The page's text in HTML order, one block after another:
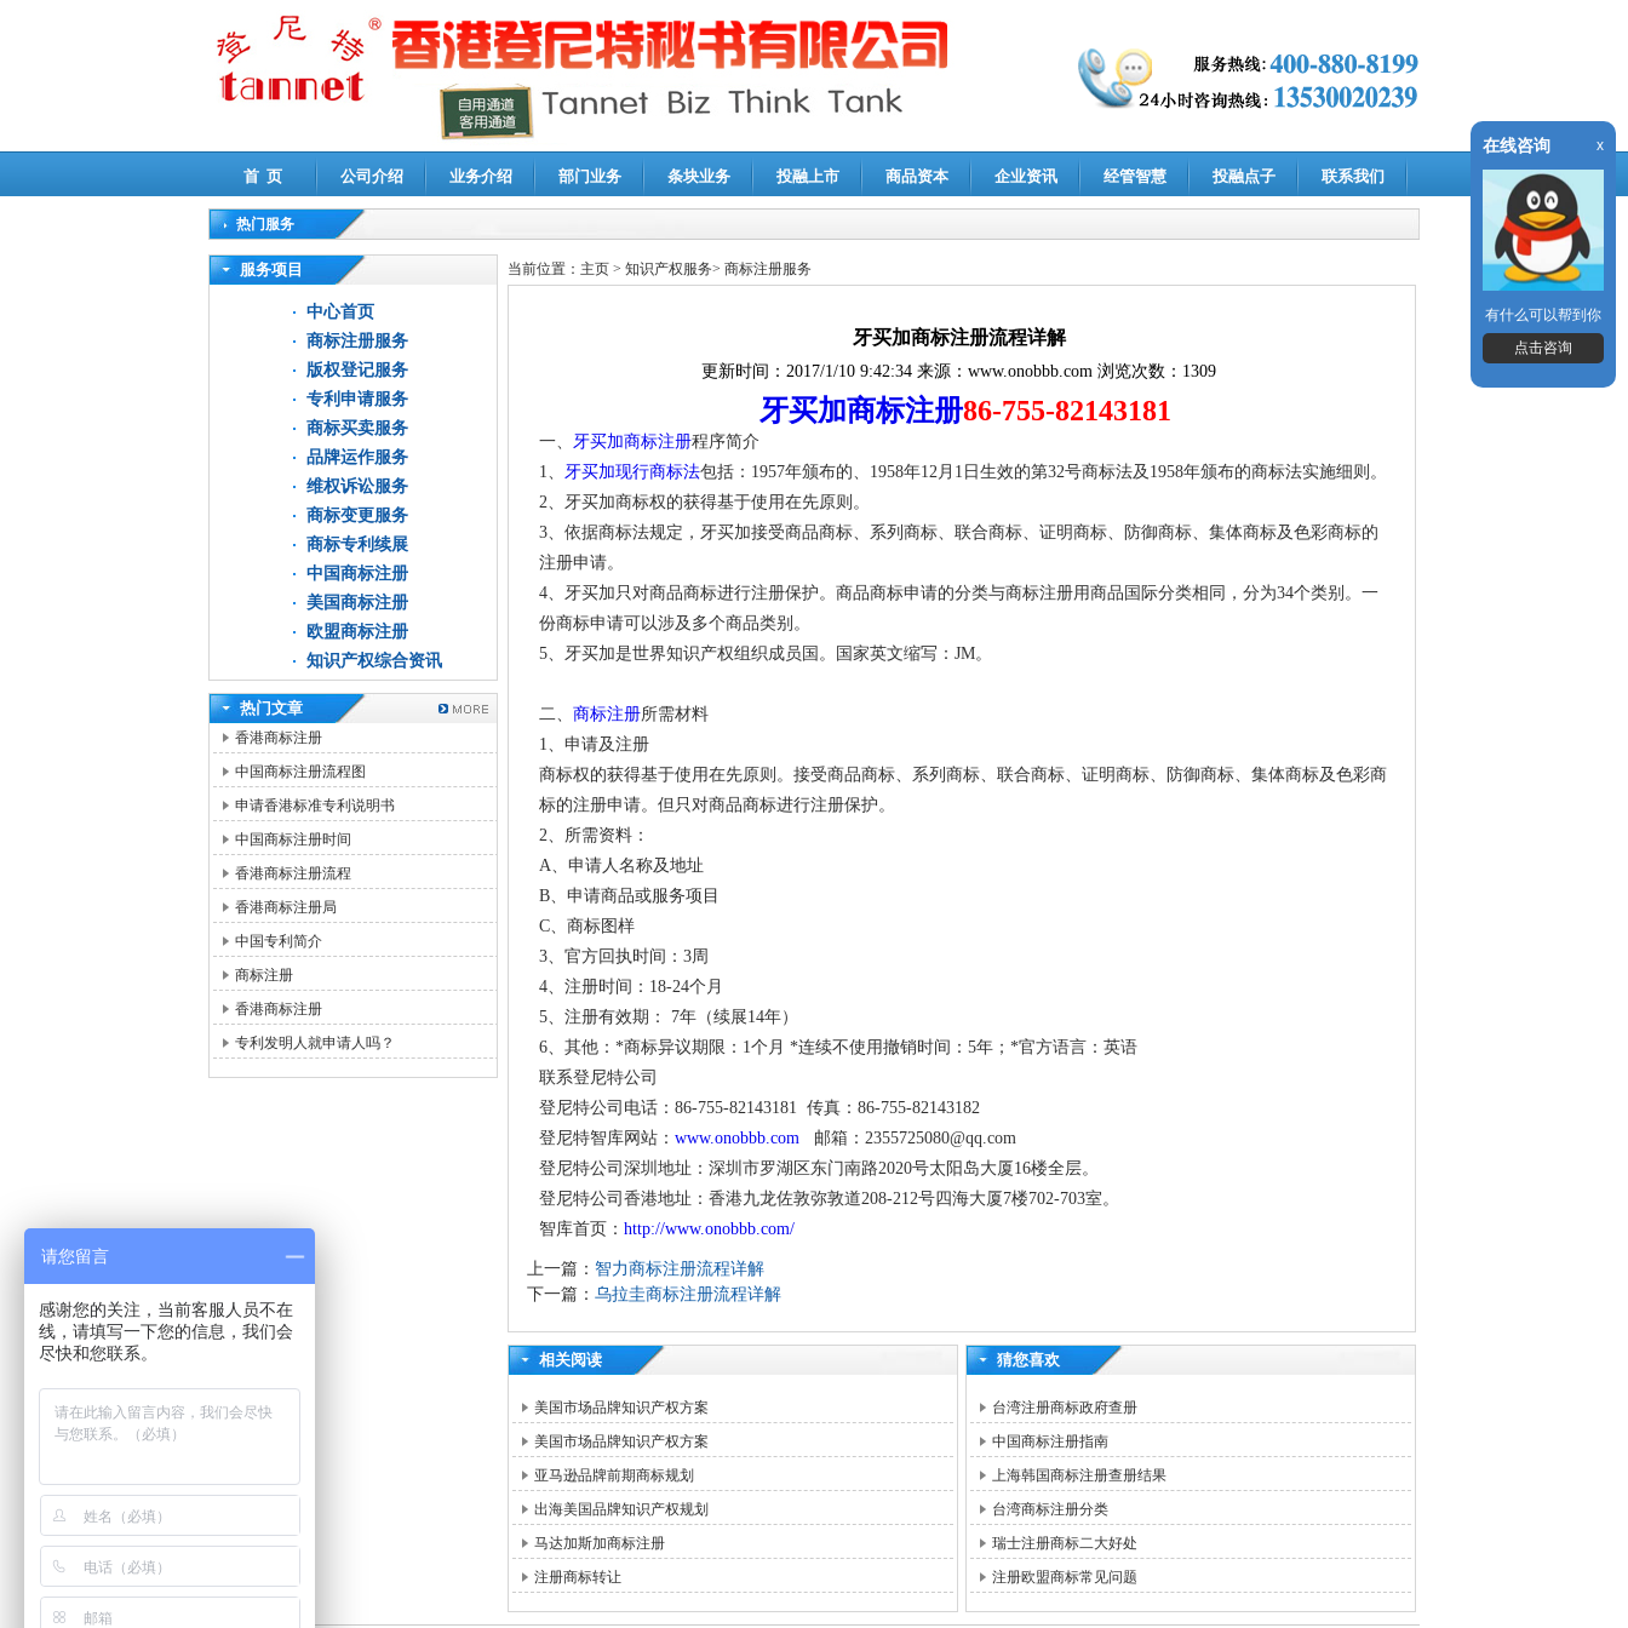
首 页 公司介绍 业务介绍 部门业务 条块业务 投融上市 商品资本 企业资讯 经管智慧 投融点子 联系我们
热门服务
高新技术企业认定审计|企业所得税汇算清缴申报鉴证
服务项目
中心首页
商标注册服务
版权登记服务
专利申请服务
商标买卖服务
品牌运作服务
维权诉讼服务
商标变更服务
商标专利续展
中国商标注册
美国商标注册
欧盟商标注册
知识产权综合资讯
热门文章
香港商标注册
中国商标注册流程图
申请香港标准专利说明书
中国商标注册时间
香港商标注册流程
香港商标注册局
中国专利简介
商标注册
香港商标注册
专利发明人就申请人吗？
当前位置： 主页 > 知识产权服务> 商标注册服务
牙买加商标注册流程详解
更新时间： 2017/1/10 9:42:34 来源： www.onobbb.com 浏览次数：1309
牙买加商标注册86-755-82143181
一、 牙买加商标注册程序简介
1、 牙买加现行商标法包括：1957年颁布的、1958年12月1日生效的第32号商标法及1958年颁布的商标法实施细则。
2、牙买加商标权的获得基于使用在先原则。
3、依据商标法规定，牙买加接受商品商标、系列商标、联合商标、证明商标、防御商标、集体商标及色彩商标的
注册申请。
4、牙买加只对商品商标进行注册保护。商品商标申请的分类与商标注册用商品国际分类相同，分为34个类别。一
份商标申请可以涉及多个商品类别。
5、牙买加是世界知识产权组织成员国。国家英文缩写：JM。
二、 商标注册所需材料
1、申请及注册
商标权的获得基于使用在先原则。接受商品商标、系列商标、联合商标、证明商标、防御商标、集体商标及色彩商
标的注册申请。但只对商品商标进行注册保护。
2、所需资料：
A、申请人名称及地址
B、申请商品或服务项目
C、商标图样
3、官方回执时间：3周
4、注册时间：18-24个月
5、注册有效期： 7年（续展14年）
6、其他：*商标异议期限：1个月 *连续不使用撤销时间：5年；*官方语言：英语
联系登尼特公司
登尼特公司电话：86-755-82143181 传真：86-755-82143182
登尼特智库网站： www.onobbb.com 邮箱：2355725080@qq.com
登尼特公司深圳地址：深圳市罗湖区东门南路2020号太阳岛大厦16楼全层。
登尼特公司香港地址：香港九龙佐敦弥敦道208-212号四海大厦7楼702-703室。
智库首页： http://www.onobbb.com/
上一篇： 智力商标注册流程详解
下一篇： 乌拉圭商标注册流程详解
相关阅读
美国市场品牌知识产权方案
美国市场品牌知识产权方案
亚马逊品牌前期商标规划
出海美国品牌知识产权规划
马达加斯加商标注册
注册商标转让
猜您喜欢
台湾注册商标政府查册
中国商标注册指南
上海韩国商标注册查册结果
台湾商标注册分类
瑞士注册商标二大好处
注册欧盟商标常见问题
在线咨询 x
有什么可以帮到你
点击咨询
请您留言
感谢您的关注，当前客服人员不在
线，请填写一下您的信息，我们会
尽快和您联系。